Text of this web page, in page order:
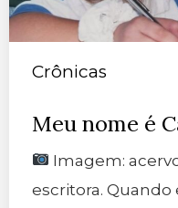
Crônicas
Meu nome é
Imagem:
escritora. Quando